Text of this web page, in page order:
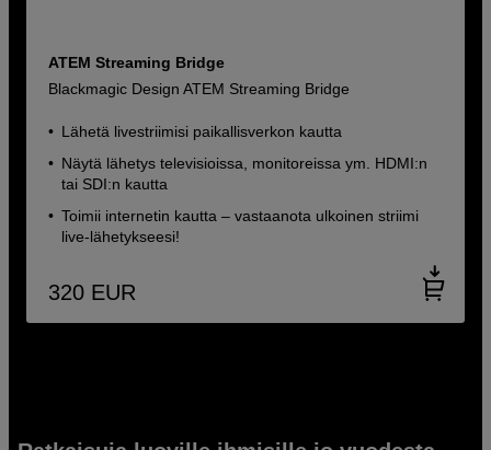
ATEM Streaming Bridge
Blackmagic Design ATEM Streaming Bridge
Lähetä livestriimisi paikallisverkon kautta
Näytä lähetys televisioissa, monitoreissa ym. HDMI:n
tai SDI:n kautta
Toimii internetin kautta – vastaanota ulkoinen striimi
live-lähetykseesi!
320 EUR